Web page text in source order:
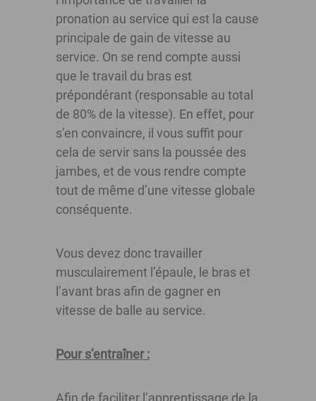
pronation au service qui est la cause
principale de gain de vitesse au
service. On se rend compte aussi
que le travail du bras est
prépondérant (responsable au total
de 80% de la vitesse). En effet, pour
s’en convaincre, il vous suffit pour
cela de servir sans la poussée des
jambes, et de vous rendre compte
tout de même d’une vitesse globale
conséquente.
Vous devez donc travailler
musculairement l’épaule, le bras et
l’avant bras afin de gagner en
vitesse de balle au service.
Pour s’entraîner :
Afin de faciliter l’apprentissage de la